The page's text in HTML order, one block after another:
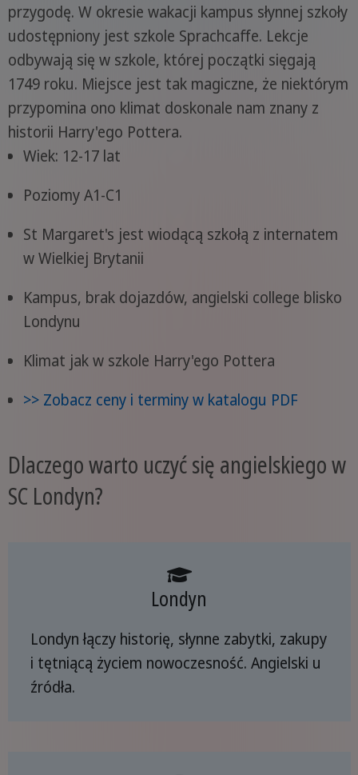
przygodę. W okresie wakacji kampus słynnej szkoły
udostępniony jest szkole Sprachcaffe. Lekcje
odbywają się w szkole, której początki sięgają
1749 roku. Miejsce jest tak magiczne, że niektórym
przypomina ono klimat doskonale nam znany z
historii Harry'ego Pottera.
Wiek: 12-17 lat
Poziomy A1-C1
St Margaret's jest wiodącą szkołą z internatem
w Wielkiej Brytanii
Kampus, brak dojazdów, angielski college blisko
Londynu
Klimat jak w szkole Harry'ego Pottera
>> Zobacz ceny i terminy w katalogu PDF
Dlaczego warto uczyć się angielskiego w
SC Londyn?
Londyn
Londyn łączy historię, słynne zabytki, zakupy
i tętniącą życiem nowoczesność. Angielski u
źródła.